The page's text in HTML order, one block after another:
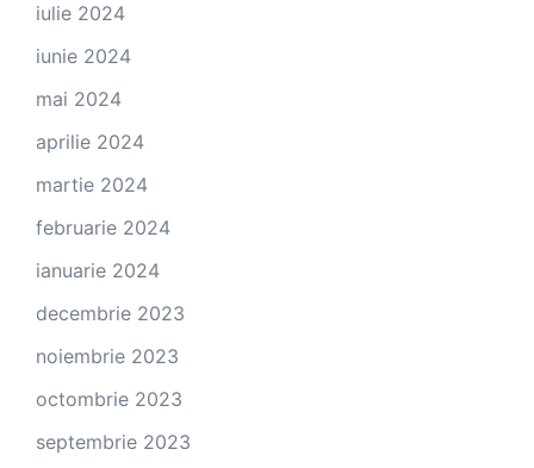
iulie 2024
iunie 2024
mai 2024
aprilie 2024
martie 2024
februarie 2024
ianuarie 2024
decembrie 2023
noiembrie 2023
octombrie 2023
septembrie 2023